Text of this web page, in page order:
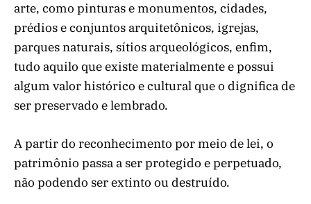
arte, como pinturas e monumentos, cidades,
prédios e conjuntos arquitetônicos, igrejas,
parques naturais, sítios arqueológicos, enfim,
tudo aquilo que existe materialmente e possui
algum valor histórico e cultural que o dignifica de
ser preservado e lembrado.
A partir do reconhecimento por meio de lei, o
patrimônio passa a ser protegido e perpetuado,
não podendo ser extinto ou destruído.